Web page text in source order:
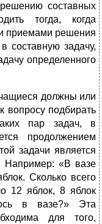
составных
тогда, когда
приемами решения
составную задачу,
определенного
должны или
вопросу подбирать
пар задач, в
продолжением
задачи яв­ляется
Например: «В вазе
Сколько всего
12 яблок, 8 яблок
в вазе?» Эта
для того,